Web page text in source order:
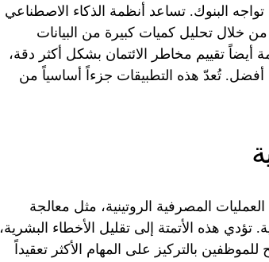
البنوك. تساعد أنظمة الذكاء الاصطناعي
خلال تحليل كميات كبيرة من البيانات
أيضاً تقييم مخاطر الائتمان بشكل أكثر دقة،
تُعدّ هذه التطبيقات جزءاً أساسياً من
المصرفية الروتينية، مثل معالجة
هذه الأتمتة إلى تقليل الأخطاء البشرية،
بالتركيز على المهام الأكثر تعقيداً